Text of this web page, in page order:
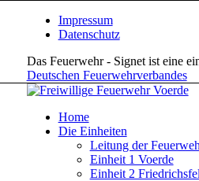
Impressum
Datenschutz
Das Feuerwehr - Signet ist eine
Deutschen Feuerwehrverbandes
Home
Die Einheiten
Leitung der
Einheit 1 Voerde
Einheit 2